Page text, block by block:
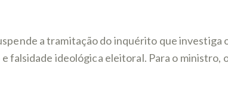
a tramitação do inquérito que investiga
ideológica eleitoral. Para o ministro,